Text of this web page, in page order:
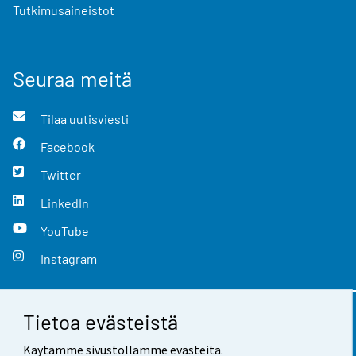
Tietoa evästeistä
Käytämme sivustollamme evästeitä.
Tutkimusaineistot
Seuraa meitä
Tilaa uutisviesti
Facebook
Twitter
LinkedIn
YouTube
Instagram
Yhteystiedot